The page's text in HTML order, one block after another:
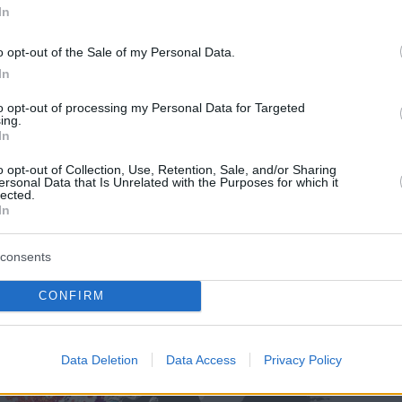
opt-out of the Sale of my Personal Data.
opt-out of processing my Personal Data for Targeted
opt-out of Collection, Use, Retention, Sale, and/or Sharing
Data that Is Unrelated with the Purposes for which it
CONFIRM
Data Deletion Data Access Privacy Policy
η ανάλυση δεδομένων από τον Ευρωπαϊκό
δορυφόρο τρίτης γενιάς Meteosat-12 και
Imager (LI) όργανο που φέρει, έδειξε ότι
της Πέμπτης 31 Ιουλίου 2025 έχουν
περισσότερες από 10.000 ηλεκτρικές
Σημειώνεται ότι ως ηλεκτρικές εκκενώσεις
σύνολο αυτών που συμπεριλαμβάνει τους
μεταξύ νεφών και εδάφους), τις
εκκενώσεις μεταξύ νεφών καθώς και τις
εκκενώσεις μεταξύ νεφών και του